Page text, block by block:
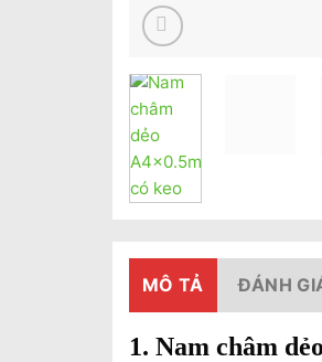
MÔ TẢ ĐÁNH
1. Nam châm